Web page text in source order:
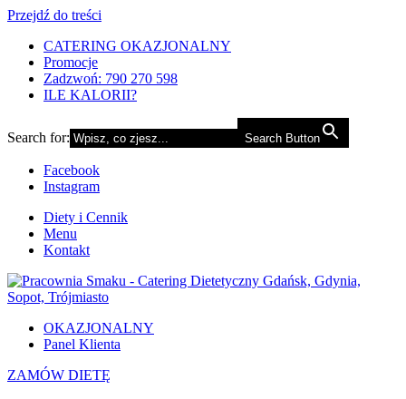
Przejdź do treści
CATERING OKAZJONALNY
Promocje
Zadzwoń: 790 270 598
ILE KALORII?
Search for: Search Button
Facebook
Instagram
Diety i Cennik
Menu
Kontakt
OKAZJONALNY
Panel Klienta
ZAMÓW DIETĘ